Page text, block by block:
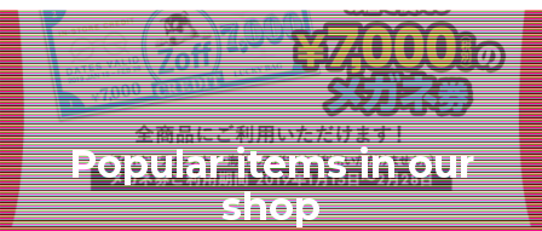
Popular items in our
shop